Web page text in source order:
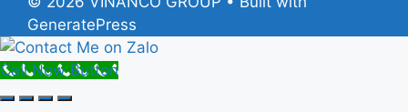
GeneratePress
Call Now Button